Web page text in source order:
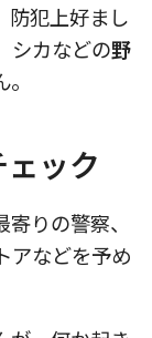
防犯上好まし
シカなどの野
ック
りの警察、
アなどを予め